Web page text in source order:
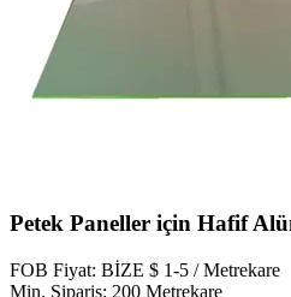
Petek Paneller için Hafif
FOB Fiyat: BİZE $ 1-5 / Metrekare
Min. Sipariş: 200 Metrekare